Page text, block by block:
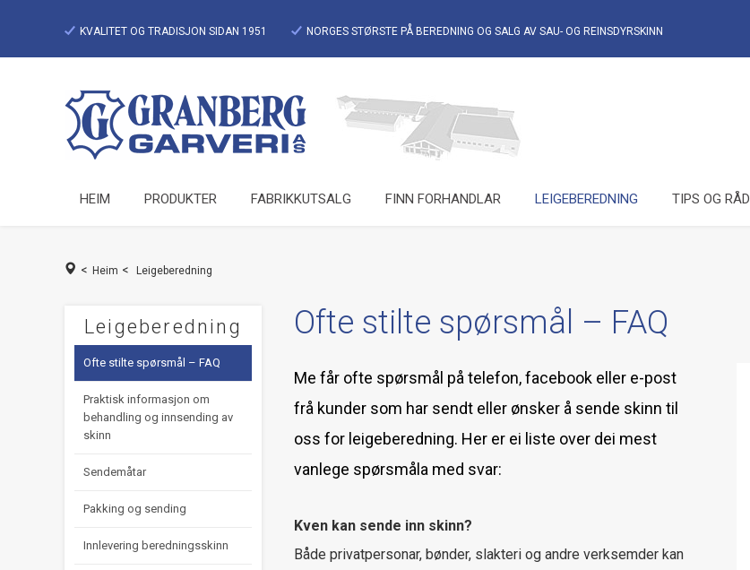
KVALITET OG TRADISJON SIDAN 1951 NORGES STØRSTE PÅ BEREDNING OG SALG AV SAU- OG REINSDYRSKINN
HEIM PRODUKTER FABRIKKUTSALG FINN FORHANDLAR LEIGEBEREDNING TIPS OG RÅD
< Heim < Leigeberedning
Leigeberedning
Ofte stilte spørsmål – FAQ
Praktisk informasjon om
behandling og innsending av
skinn
Sendemåtar
Pakking og sending
Innlevering beredningsskinn
Ofte stilte spørsmål – FAQ
Me får ofte spørsmål på telefon, facebook eller e-post
frå kunder som har sendt eller ønsker å sende skinn til
oss for leigeberedning. Her er ei liste over dei mest
vanlege spørsmåla med svar:
Kven kan sende inn skinn?
Både privatpersonar, bønder, slakteri og andre verksemder kan